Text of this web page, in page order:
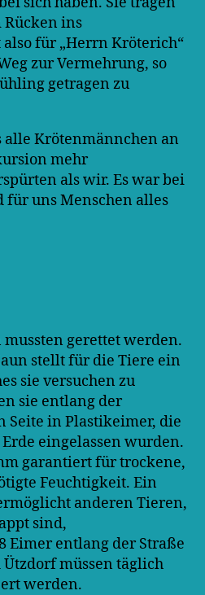
ins
also für „Herrn Kröterich“
zur Vermehrung, so
getragen zu
alle Krötenmännchen an
mehr
als wir. Es war bei
für uns Menschen alles
gerettet werden.
stellt für die Tiere ein
sie versuchen zu
sie entlang der
Seite in Plastikeimer, die
eingelassen wurden.
garantiert für trockene,
Feuchtigkeit. Ein
anderen Tieren,
sind,
Eimer entlang der Straße
müssen täglich
werden.